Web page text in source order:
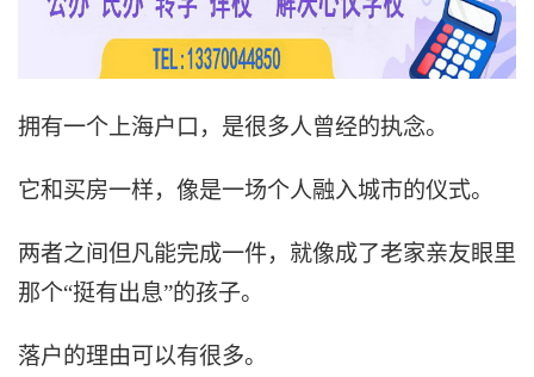
拥有一个上海户口，是很多人曾经的执念。
它和买房一样，像是一场个人融入城市的仪式。
两者之间但凡能完成一件，就像成了老家亲友眼里
那个“挺有出息”的孩子。
落户的理由可以有很多。